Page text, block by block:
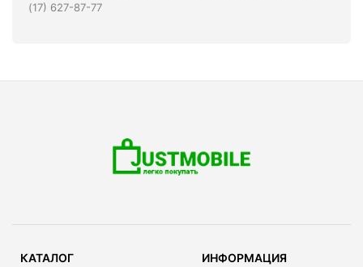
(17) 627-87-77
КАТАЛОГ ИНФОРМАЦИЯ